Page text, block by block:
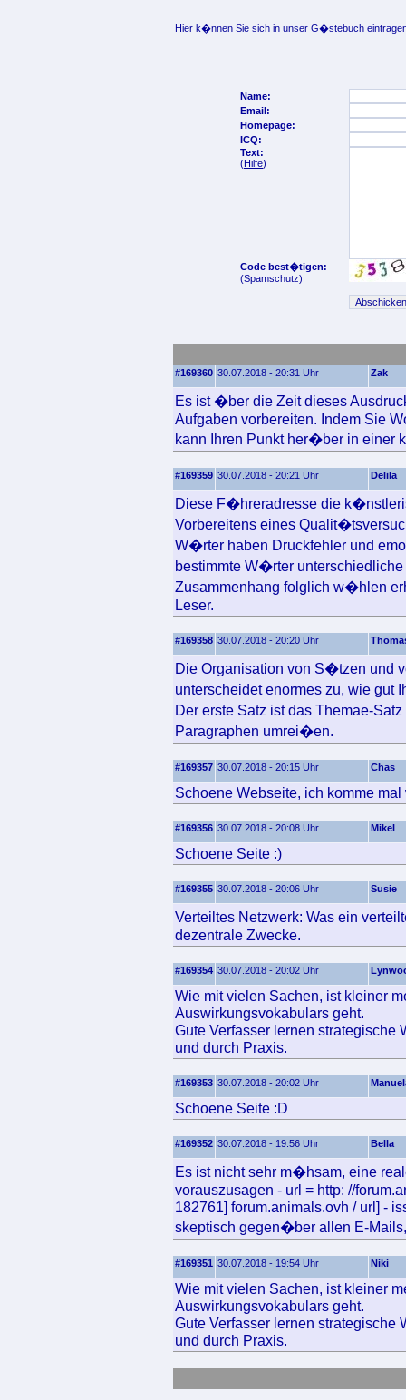
Hier k�nnen Sie sich in unser G�stebuch
Name:
Email:
Homepage:
ICQ:
Text:
(Hilfe)
Code best�tigen:
(Spamschutz)
#169360 30.07.2018 - 20:31 Uhr Zak
Es ist �ber die Zeit dieses
Aufgaben vorbereiten. Indem Sie
kann Ihren Punkt her�ber in einer
#169359 30.07.2018 - 20:21 Uhr Delila
Diese F�hreradresse die
Vorbereitens eines
W�rter haben Druckfehler und
bestimmte W�rter
Zusammenhang folglich w�hlen
Leser.
#169358 30.07.2018 - 20:20 Uhr
Die Organisation von S�tzen und
unterscheidet enormes zu, wie
Der erste Satz ist das Themae-
Paragraphen umrei�en.
#169357 30.07.2018 - 20:15 Uhr Chas
Schoene Webseite, ich komme
#169356 30.07.2018 - 20:08 Uhr Mikel
Schoene Seite :)
#169355 30.07.2018 - 20:06 Uhr Susie
Verteiltes Netzwerk: Was ein
dezentrale Zwecke.
#169354 30.07.2018 - 20:02 Uhr
Wie mit vielen Sachen, ist kleiner
Auswirkungsvokabulars geht.
Gute Verfasser lernen strategische
und durch Praxis.
#169353 30.07.2018 - 20:02 Uhr
Schoene Seite :D
#169352 30.07.2018 - 19:56 Uhr Bella
Es ist nicht sehr m�hsam, eine
vorauszusagen - url = http: //
182761] forum.animals.ovh / url] -
skeptisch gegen�ber allen E-
#169351 30.07.2018 - 19:54 Uhr Niki
Wie mit vielen Sachen, ist kleiner
Auswirkungsvokabulars geht.
Gute Verfasser lernen strategische
und durch Praxis.